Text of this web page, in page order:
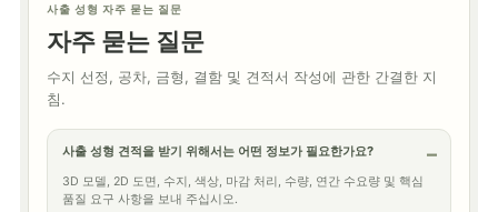
사출 성형 자주 묻는 질문
자주 묻는 질문
수지 선정, 공차, 금형, 결함 및 견적서 작성에 관한 간결한 지
침.
사출 성형 견적을 받기 위해서는 어떤 정보가 필요한가요?
3D 모델, 2D 도면, 수지, 색상, 마감 처리, 수량, 연간 수요량 및 핵심
품질 요구 사항을 보내 주십시오.